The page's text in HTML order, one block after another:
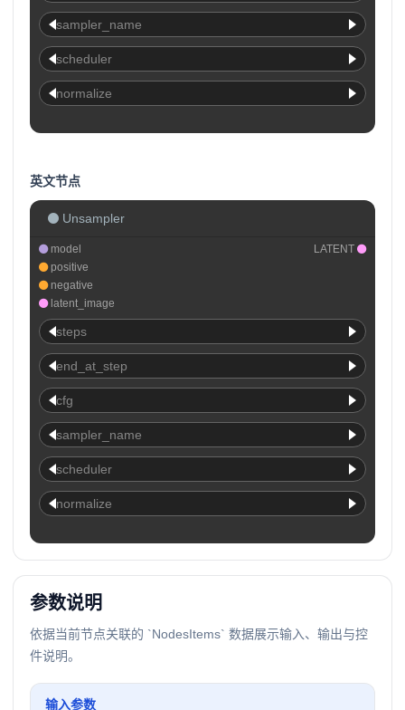
sampler_name
scheduler
normalize
英文节点
Unsampler
model
positive
negative
latent_image
LATENT
steps
end_at_step
cfg
sampler_name
scheduler
normalize
参数说明
依据当前节点关联的 `NodesItems` 数据展示输入、输出与控
件说明。
输入参数